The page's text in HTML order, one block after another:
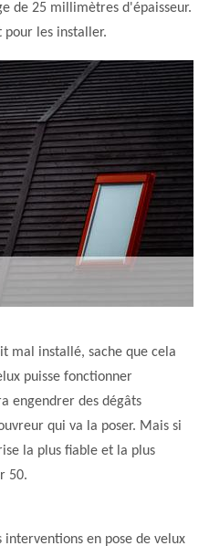
de 25 millimètres d'épaisseur.
pour les installer.
mal installé, sache que cela
puisse fonctionner
engendrer des dégâts
qui va la poser. Mais si
la plus fiable et la plus
50.
interventions en pose de velux